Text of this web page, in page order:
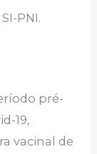
PNI.
pré-
19,
vacinal de